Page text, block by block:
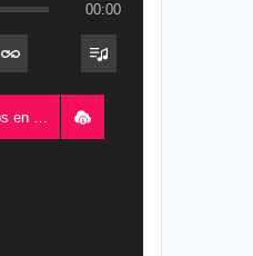
00:00
1. Escuchanos en Vivo - FM del Este 100.5, desde Chajarí, Entre Ríos, Argentina